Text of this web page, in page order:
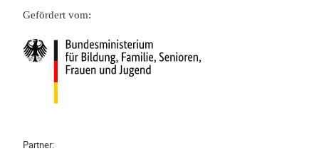
Gefördert vom:
Partner: